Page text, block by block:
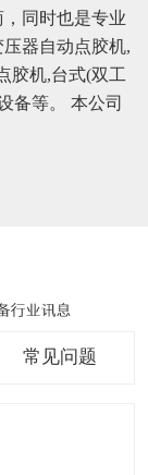
同时也是专业
器自动点胶机,
胶机,台式(双工
备等。 本公司
常见问题